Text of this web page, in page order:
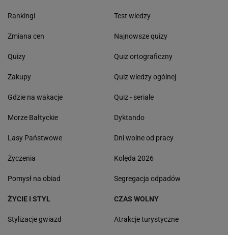
Rankingi
Zmiana cen
Quizy
Zakupy
Gdzie na wakacje
Morze Bałtyckie
Lasy Państwowe
Życzenia
Pomysł na obiad
Test wiedzy
Najnowsze quizy
Quiz ortograficzny
Quiz wiedzy ogólnej
Quiz - seriale
Dyktando
Dni wolne od pracy
Kolęda 2026
Segregacja odpadów
ŻYCIE I STYL
Stylizacje gwiazd
CZAS WOLNY
Atrakcje turystyczne